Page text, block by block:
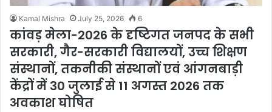
Kamal Mishra July 25, 2026 6
कांवड़ मेला-2026 के दृष्टिगत जनपद के सभी
सरकारी, गैर-सरकारी विद्यालयों, उच्च शिक्षण
संस्थानों, तकनीकी संस्थानों एवं आंगनबाड़ी
केंद्रों में 30 जुलाई से 11 अगस्त 2026 तक
अवकाश घोषित